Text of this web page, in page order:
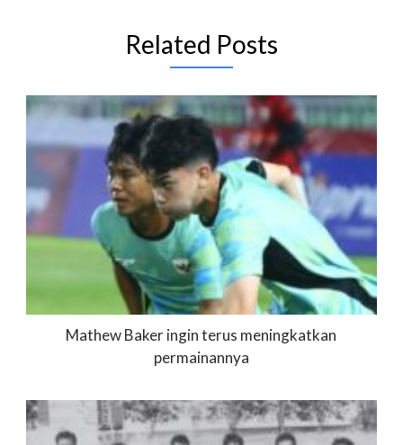
Related Posts
Mathew Baker ingin terus meningkatkan
permainannya